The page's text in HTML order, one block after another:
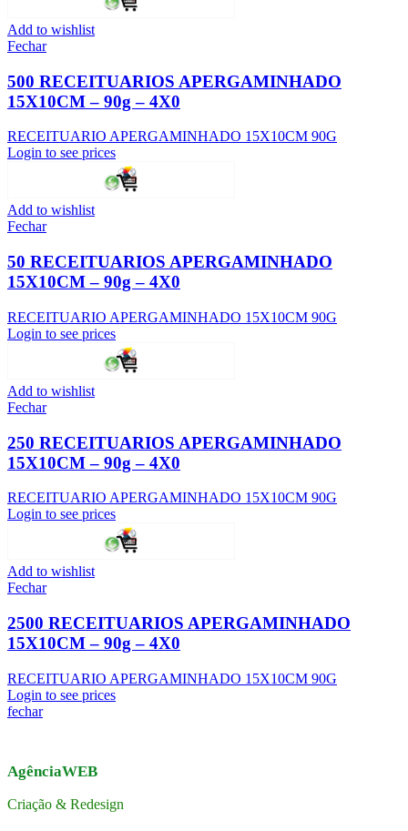
Add to wishlist
Fechar
500 RECEITUARIOS APERGAMINHADO
15X10CM – 90g – 4X0
RECEITUARIO APERGAMINHADO 15X10CM 90G
Login to see prices
Add to wishlist
Fechar
50 RECEITUARIOS APERGAMINHADO
15X10CM – 90g – 4X0
RECEITUARIO APERGAMINHADO 15X10CM 90G
Login to see prices
Add to wishlist
Fechar
250 RECEITUARIOS APERGAMINHADO
15X10CM – 90g – 4X0
RECEITUARIO APERGAMINHADO 15X10CM 90G
Login to see prices
Add to wishlist
Fechar
2500 RECEITUARIOS APERGAMINHADO
15X10CM – 90g – 4X0
RECEITUARIO APERGAMINHADO 15X10CM 90G
Login to see prices
fechar
AgênciaWEB
Criação & Redesign